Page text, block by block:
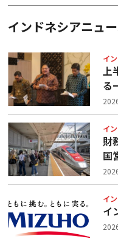
インドネシアニュ
イ
上
る
イ
財
国
イ
イ